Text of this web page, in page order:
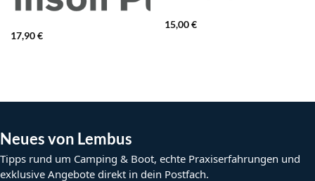
17,90€
15,00€
Neues von Lembus
Tipps rund um Camping & Boot, echte Praxiserfahrungen und
exklusive Angebote direkt in dein Postfach.